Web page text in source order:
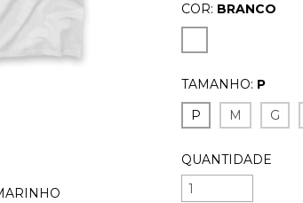
COR: BRANCO
TAMANHO: P
P
M G
QUANTIDADE